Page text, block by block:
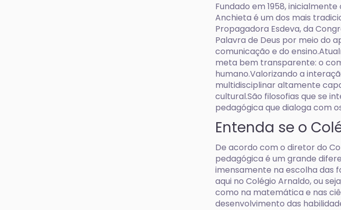
Fundado em 1958,
Anchieta é um dos mais
Propagadora Esdeva, da
Palavra de Deus por meio do
comunicação e do
meta bem transparente: o
humano.Valorizando a
multidisciplinar altamente
cultural.São filosofias que se
pedagógica que dialoga com
Entenda se o
De acordo com o diretor do
pedagógica é um grande
imensamente na escolha das
aqui no Colégio Arnaldo, ou
como na matemática e nas
desenvolvimento das